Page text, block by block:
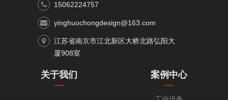
15062224757
yinghuochongdesign@163.com
江苏省南京市江北新区大桥北路弘阳大
厦908室
关于我们 案例中心